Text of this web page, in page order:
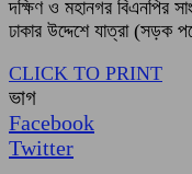
দক্ষিণ ও মহানগর বিএনপির
ঢাকার উদ্দেশে যাত্রা (সড়ক
CLICK TO PRINT
ভাগ
Facebook
Twitter